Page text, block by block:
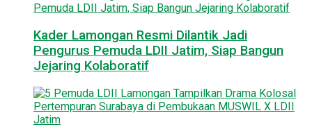
Kader Lamongan Resmi Dilantik Jadi
Pengurus Pemuda LDII Jatim, Siap Bangun
Jejaring Kolaboratif